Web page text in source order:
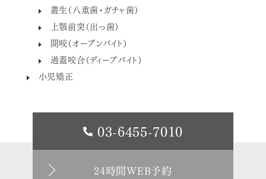
叢生（八重歯・ガチャ歯）
上顎前突（出っ歯）
開咬（オープンバイト）
過蓋咬合（ディープバイト）
小児矯正
03-6455-7010
24時間WEB予約